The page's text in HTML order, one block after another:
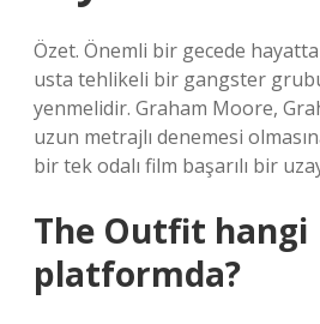
Özet. Önemli bir gecede
usta tehlikeli bir gangster
yenmelidir. Graham Moore,
uzun metrajlı denemesi
bir tek odalı film başarılı bir
The Outfit hangi
platformda?